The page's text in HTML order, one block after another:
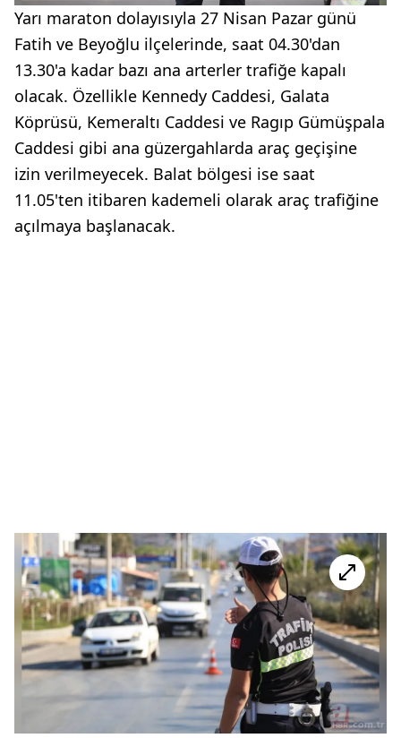
Yarı maraton dolayısıyla 27 Nisan Pazar günü
Fatih ve Beyoğlu ilçelerinde, saat 04.30'dan
13.30'a kadar bazı ana arterler trafiğe kapalı
olacak. Özellikle Kennedy Caddesi, Galata
Köprüsü, Kemeraltı Caddesi ve Ragıp Gümüşpala
Caddesi gibi ana güzergahlarda araç geçişine
izin verilmeyecek. Balat bölgesi ise saat
11.05'ten itibaren kademeli olarak araç trafiğine
açılmaya başlanacak.